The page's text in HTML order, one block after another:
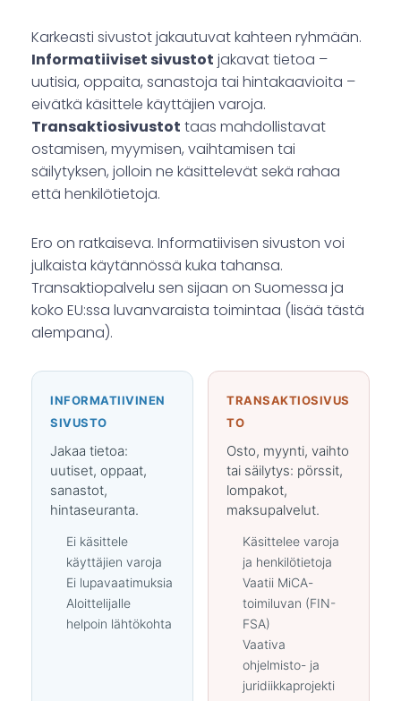
Karkeasti sivustot jakautuvat kahteen ryhmään.
Informatiiviset sivustot jakavat tietoa –
uutisia, oppaita, sanastoja tai hintakaavioita –
eivätkä käsittele käyttäjien varoja.
Transaktiosivustot taas mahdollistavat
ostamisen, myymisen, vaihtamisen tai
säilytyksen, jolloin ne käsittelevät sekä rahaa
että henkilötietoja.
Ero on ratkaiseva. Informatiivisen sivuston voi
julkaista käytännössä kuka tahansa.
Transaktiopalvelu sen sijaan on Suomessa ja
koko EU:ssa luvanvaraista toimintaa (lisää tästä
alempana).
INFORMATIIVINEN
SIVUSTO
Jakaa tietoa:
uutiset, oppaat,
sanastot,
hintaseuranta.
Ei käsittele
käyttäjien varoja
Ei lupavaatimuksia
Aloittelijalle
helpoin lähtökohta
TRANSAKTIOSIVUS
TO
Osto, myynti, vaihto
tai säilytys: pörssit,
lompakot,
maksupalvelut.
Käsittelee varoja
ja henkilötietoja
Vaatii MiCA-
toimiluvan (FIN-
FSA)
Vaativa
ohjelmisto- ja
juridiikkaprojekti